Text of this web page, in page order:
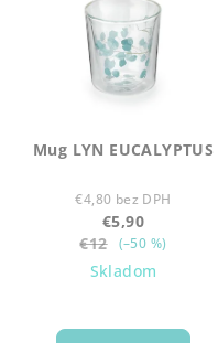
Mug LYN EUCALYPTUS
€4,80 bez DPH
€5,90
€12
(–50 %)
Skladom